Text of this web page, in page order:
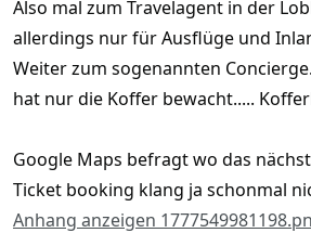
Also mal zum Travelagent in der
allerdings nur für Ausflüge und
Weiter zum sogenannten
hat nur die Koffer bewacht.....
Google Maps befragt wo das
Ticket booking klang ja schonmal
Anhang anzeigen